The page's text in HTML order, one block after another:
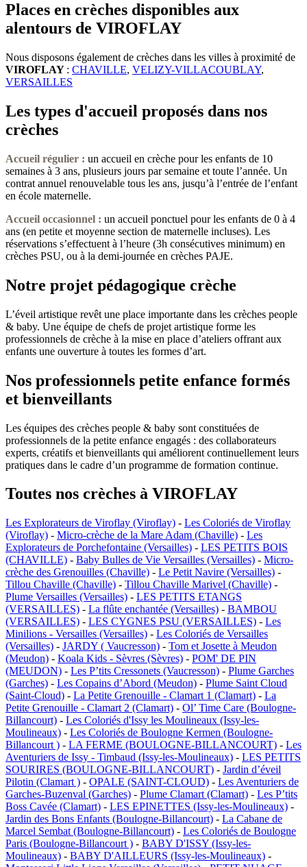
Places en crèches disponibles aux
alentours de VIROFLAY
Nous disposons également de crèches dans les villes à proximité de
VIROFLAY : CHAVILLE, VELIZY-VILLACOUBLAY,
VERSAILLES
Les types d'accueil proposés dans nos
crèches
Accueil régulier : un accueil en crèche pour les enfants de 10
semaines à 3 ans, plusieurs jours par semaine et toute l’année. Un
contrat annuel renouvelable tous les ans, jusqu’à l’entrée de l’enfant
en école maternelle.
Accueil occasionnel : un accueil ponctuel pour les enfants de 0 à 4
ans (en petite et moyenne section de maternelle incluses). Les
réservations s’effectuent à l’heure (3h consécutives minimum) en
crèches PSU, ou à la demi-journée en crèches PAJE.
Notre projet pédagogique crèche
L’éveil artistique revêt une place importante dans les crèches people
& baby. Une équipe de chefs de projet artistique forme les
professionnels de crèche à la mise en place d’ateliers offrant aux
enfants une ouverture à toutes les formes d’art.
Nos professionnels petite enfance formés
et bienveillants
Les équipes des crèches people & baby sont constituées de
professionnels de la petite enfance engagés : des collaborateurs
experts, créatifs et bienveillants qui améliorent continuellement leurs
pratiques dans le cadre d’un programme de formation continue.
Toutes nos crèches à VIROFLAY
Les Explorateurs de Viroflay (Viroflay) - Les Coloriés de Viroflay
(Viroflay) - Micro-crèche de la Mare Adam (Chaville) - Les
Explorateurs de Porchefontaine (Versailles) - LES PETITS BOIS
(CHAVILLE) - Baby Bulles de Vie Versailles (Versailles) - Micro-
crèche des Grenouilles (Chaville) - Le Petit Navire (Versailles) -
Tillou Chaville (Chaville) - Tillou Chaville Marivel (Chaville) -
Plume Versailles (Versailles) - LES PETITS ETANGS
(VERSAILLES) - La flûte enchantée (Versailles) - BAMBOU
(VERSAILLES) - LES CYGNES PSU (VERSAILLES) - Les
Minilions - Versailles (Versailles) - Les Coloriés de Versailles
(Versailles) - JARDY ( Vaucresson) - Tom et Josette à Meudon
(Meudon) - Koala Kids - Sèvres (Sèvres) - POM' DE PIN
(MEUDON) - Les P’tits Cressonets (Vaucresson) - Plume Garches
(Garches) - Les Copains d’Abord (Meudon) - Plume Saint Cloud
(Saint-Cloud) - La Petite Grenouille - Clamart 1 (Clamart) - La
Petite Grenouille - Clamart 2 (Clamart) - Ol’ Time Care (Boulogne-
Billancourt) - Les Coloriés d'Issy les Moulineaux (Issy-les-
Moulineaux) - Les Coloriés de Boulogne Kermen (Boulogne-
Billancourt ) - LA FERME (BOULOGNE-BILLANCOURT) - Les
Aventuriers de Issy - Timbaud (Issy-les-Moulineaux) - LES PETITS
SOURIRES (BOULOGNE-BILLANCOURT) - Jardin d’éveil
Pilotin (Clamart ) - OPALE (SAINT-CLOUD) - Les Aventuriers de
Garches-Buzenval (Garches) - Plume Clamart (Clamart) - Les P’tits
Boss Cavée (Clamart) - LES EPINETTES (Issy-les-Moulineaux) -
Jardin des Bons Enfants (Boulogne-Billancourt) - La Cabane de
Marcel Sembat (Boulogne-Billancourt) - Les Coloriés de Boulogne
Paris (Boulogne-Billancourt ) - BABY D'ISSY (Issy-les-
Moulineaux) - BABY D'AILLEURS (Issy-les-Moulineaux) -